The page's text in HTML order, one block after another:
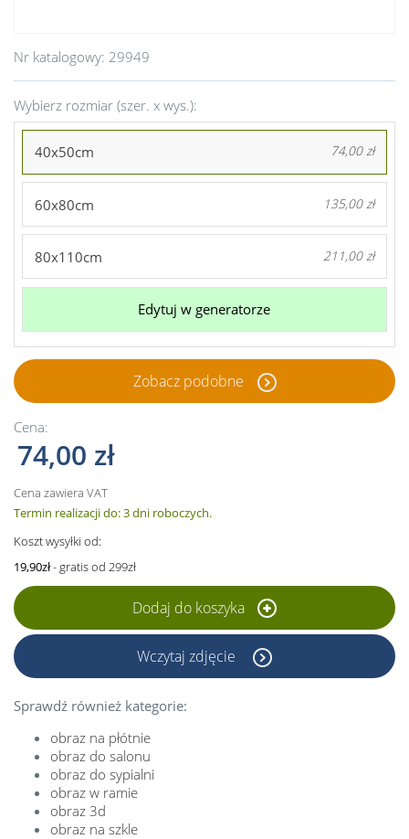
Nr katalogowy: 29949
Wybierz rozmiar (szer. x wys.):
40x50cm 74,00 zł
60x80cm 135,00 zł
80x110cm 211,00 zł
Edytuj w generatorze
Zobacz podobne
Cena:
74,00 zł
Cena zawiera VAT
Termin realizacji do: 3 dni roboczych.
Koszt wysyłki od:
19,90zł- gratis od 299zł
Dodaj do koszyka
Wczytaj zdjęcie
Sprawdź również kategorie:
obraz na płótnie
obraz do salonu
obraz do sypialni
obraz w ramie
obraz 3d
obraz na szkle